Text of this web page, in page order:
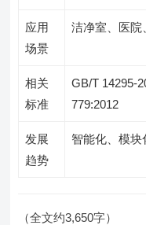
应用
场景
洁净室、医院
相关
标准
GB/T 14295-
779:2012
发展
趋势
智能化、模
（全文约3,650字）